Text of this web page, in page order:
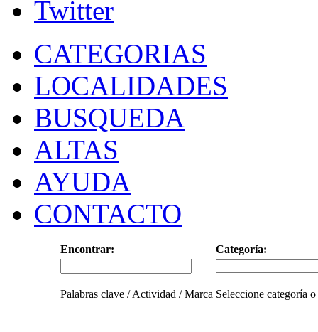
CATEGORIAS
LOCALIDADES
BUSQUEDA
ALTAS
AYUDA
CONTACTO
Encontrar: Categoría:
Palabras clave / Actividad / Marca Seleccione categoría